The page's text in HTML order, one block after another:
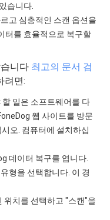
습니다.
고 심층적인 스캔 옵션을
터를 효율적으로 복구할
니다 최고의 문서 검
려면:
일은 소프트웨어를 다
웹 사이트를 방문
오. 컴퓨터에 설치하십
데이터 복구를 엽니다.
형을 선택합니다. 이 경
위치를 선택하고 "스캔"을